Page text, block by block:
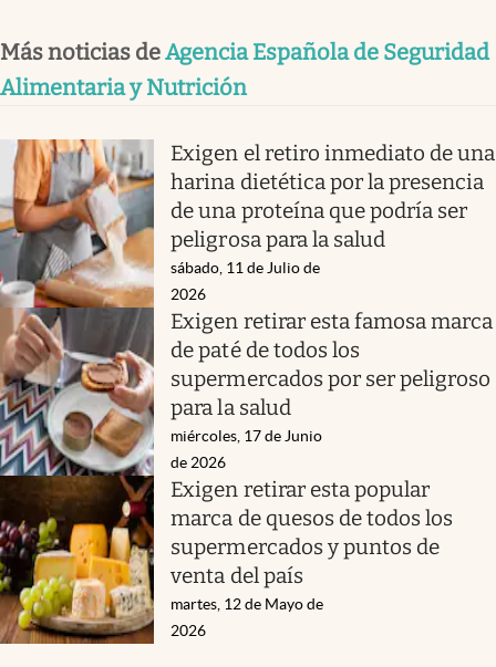
Más noticias deAgencia Española de Seguridad
Alimentaria y Nutrición
Exigen el retiro inmediato de una
harina dietética por la presencia
de una proteína que podría ser
peligrosa para la salud
sábado, 11 de Julio de
2026
Exigen retirar esta famosa marca
de paté de todos los
supermercados por ser peligroso
para la salud
miércoles, 17 de Junio
de 2026
Exigen retirar esta popular
marca de quesos de todos los
supermercados y puntos de
venta del país
martes, 12 de Mayo de
2026